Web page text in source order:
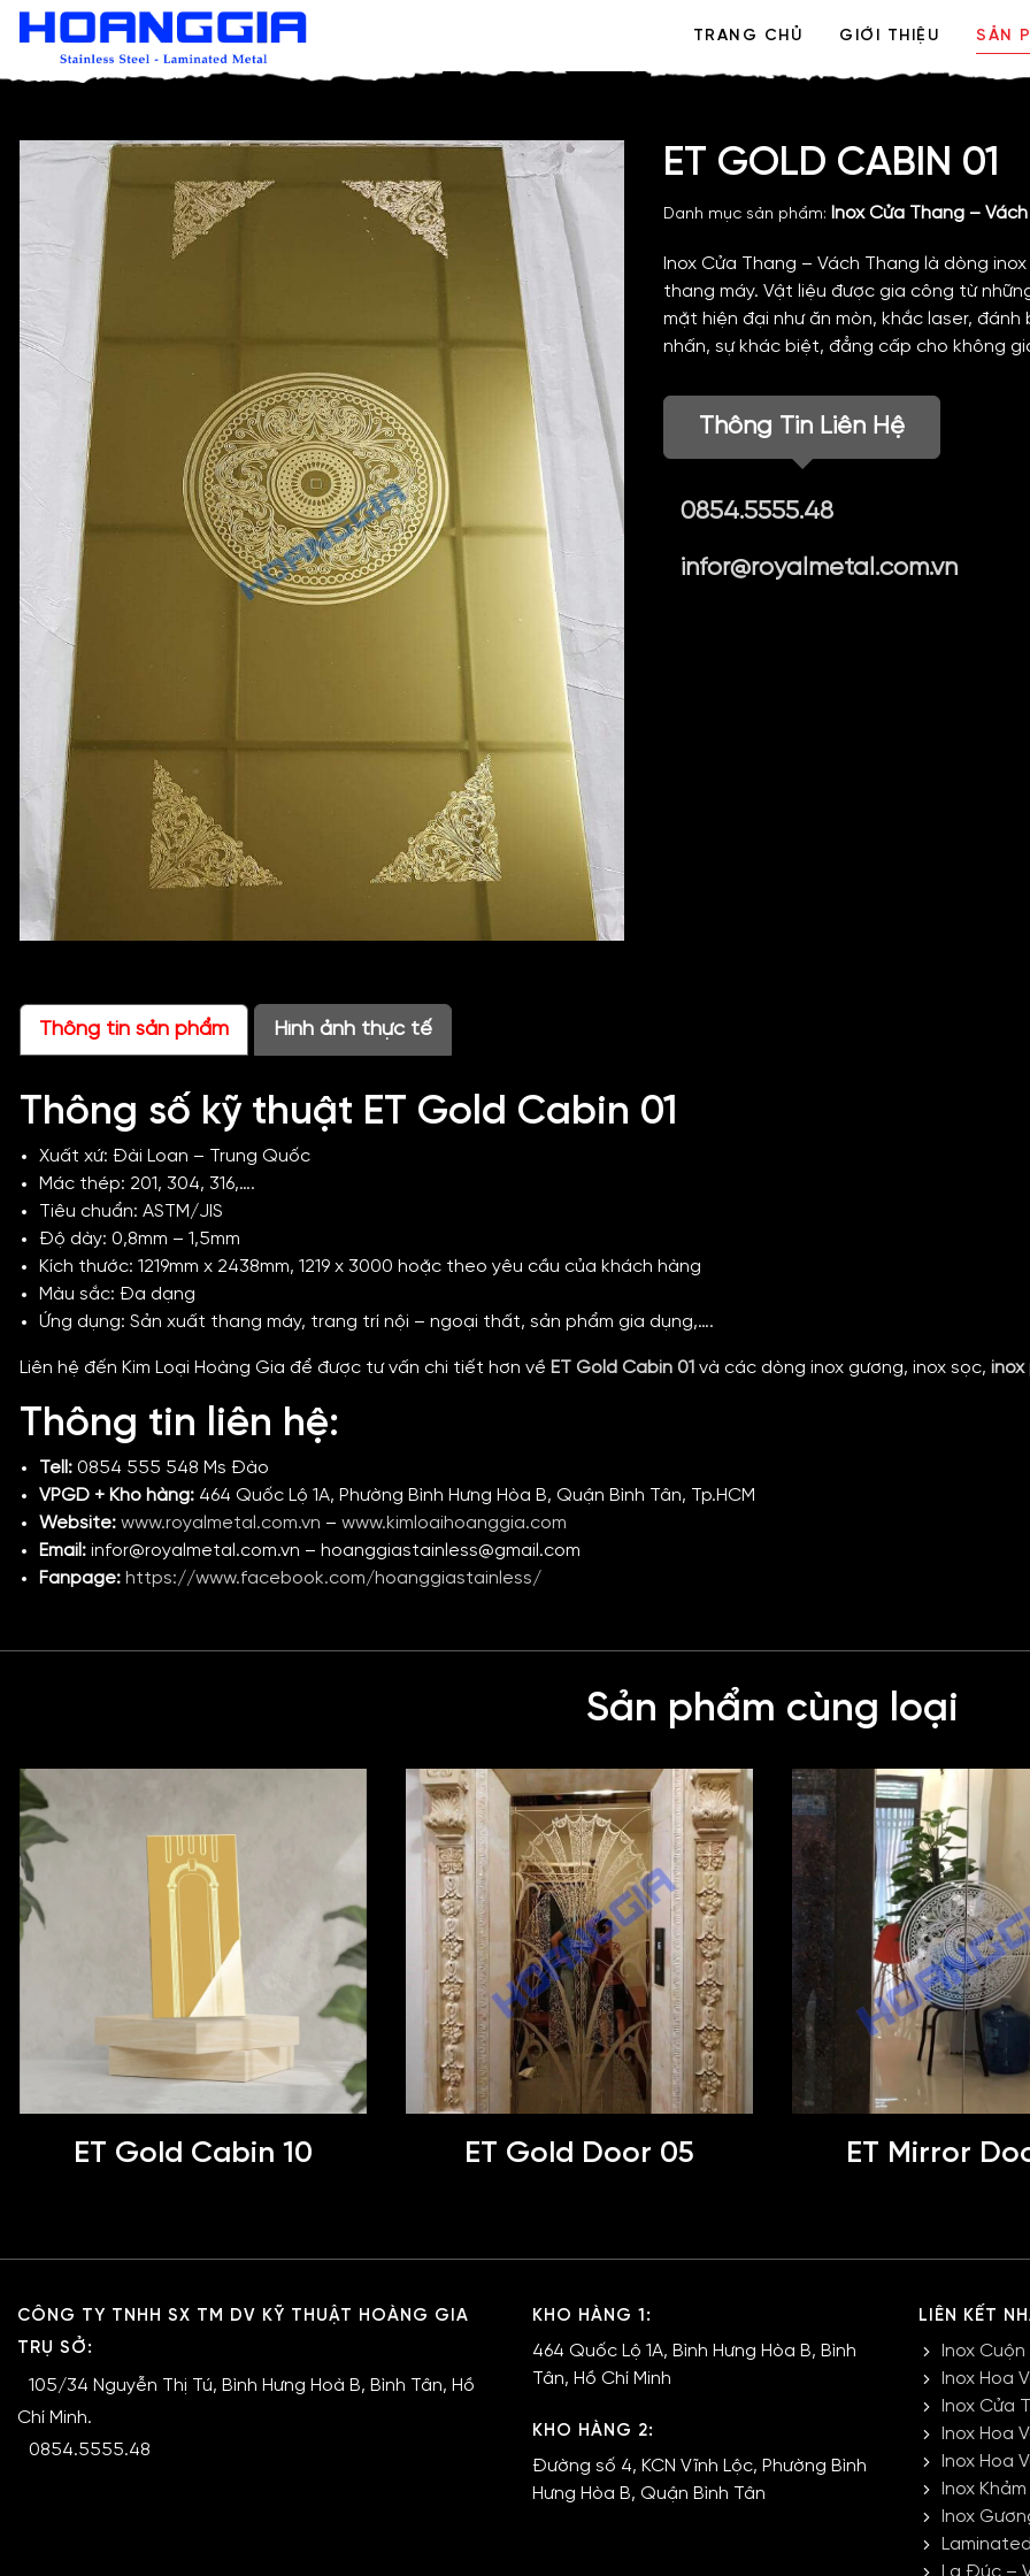
TRANG CHỦ GIỚI THIỆU SẢN
ET GOLD CABIN 01
Danh mục sản phẩm:Inox Cửa Thang –
Inox Cửa Thang – Vách Thang là dòng
thang máy. Vật liệu được gia công từ
mặt hiện đại như ăn mòn, khắc laser,
nhấn, sự khác biệt, đẳng cấp cho không
Thông Tin Liên Hệ
0854.5555.48
infor@royalmetal.com.vn
Thông tin sản phẩm Hình ảnh thực tế
Thông số kỹ thuật ET Gold Cabin 01
Xuất xứ: Đài Loan – Trung Quốc
Mác thép: 201, 304, 316,….
Tiêu chuẩn: ASTM/JIS
Độ dày: 0,8mm – 1,5mm
Kích thước: 1219mm x 2438mm, 1219 x 3000 hoặc theo yêu cầu của khách hàng
Màu sắc: Đa dạng
Ứng dụng: Sản xuất thang máy, trang trí nội – ngoại thất, sản phẩm gia dụng,….
Liên hệ đến Kim Loại Hoàng Gia để được tư vấn chi tiết hơn về ET Gold Cabin 01 và các dòng inox gương, inox sọc,
Thông tin liên hệ:
Tell: 0854 555 548 Ms Đào
VPGD + Kho hàng: 464 Quốc Lộ 1A, Phường Bình Hưng Hòa B, Quận Bình Tân, Tp.HCM
Website: www.royalmetal.com.vn – www.kimloaihoanggia.com
Email: infor@royalmetal.com.vn – hoanggiastainless@gmail.com
Fanpage: https://www.facebook.com/hoanggiastainless/
Sản phẩm cùng loại
ET Gold Cabin 10 ET Gold Door 05 ET Mirror
CÔNG TY TNHH SX TM DV KỸ THUẬT HOÀNG GIA
TRỤ SỞ:
105/34 Nguyễn Thị Tú, Bình Hưng Hoà B, Bình Tân, Hồ
Chí Minh.
0854.5555.48
KHO HÀNG 1:
464 Quốc Lộ 1A, Bình Hưng Hòa B, Bình
Tân, Hồ Chí Minh
KHO HÀNG 2:
Đường số 4, KCN Vĩnh Lộc, Phường Bình
Hưng Hòa B, Quận Bình Tân
LIÊN KẾT
Inox
Inox Hoa
Inox Cửa
Inox Hoa
Inox Hoa
Inox
Inox
La Đúc –